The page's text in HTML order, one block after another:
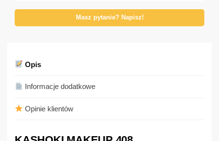
Masz pytanie? Napisz!
Opis
Informacje dodatkowe
Opinie klientów